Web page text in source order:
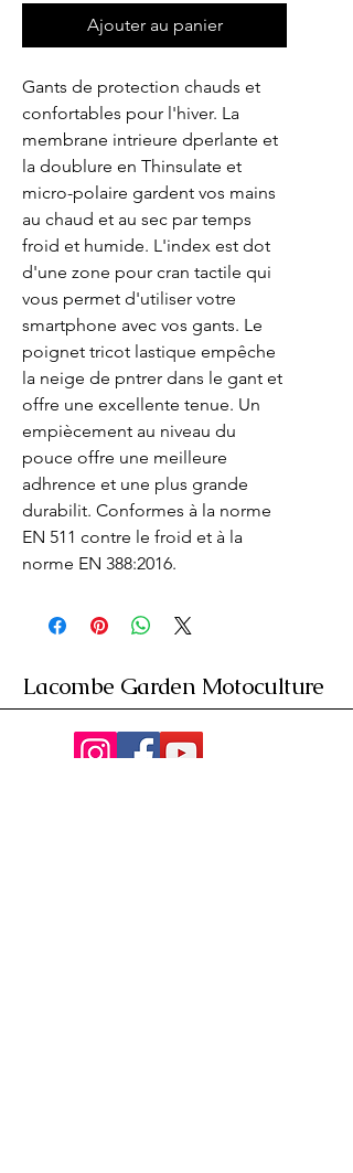
Ajouter au panier
Gants de protection chauds et
confortables pour l'hiver. La
membrane intrieure dperlante et
la doublure en Thinsulate et
micro-polaire gardent vos mains
au chaud et au sec par temps
froid et humide. L'index est dot
d'une zone pour cran tactile qui
vous permet d'utiliser votre
smartphone avec vos gants. Le
poignet tricot lastique empêche
la neige de pntrer dans le gant et
offre une excellente tenue. Un
empiècement au niveau du
pouce offre une meilleure
adhrence et une plus grande
durabilit. Conformes à la norme
EN 511 contre le froid et à la
norme EN 388:2016.
Lacombe Garden Motoculture